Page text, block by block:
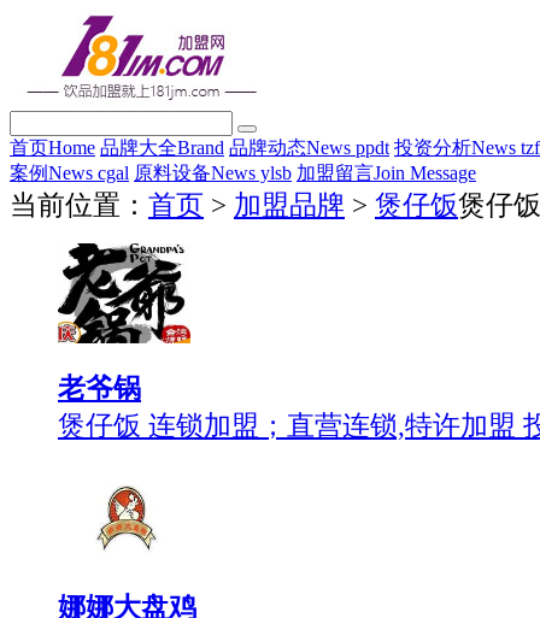
首页Home 品牌大全Brand 品牌动态News ppdt 投资分析News
案例News cgal 原料设备News ylsb 加盟留言Join Message
当前位置： 首页 > 加盟品牌 > 煲仔饭煲仔
老爷锅
煲仔饭 连锁加盟；直营连锁,特许加盟
娜娜大盘鸡